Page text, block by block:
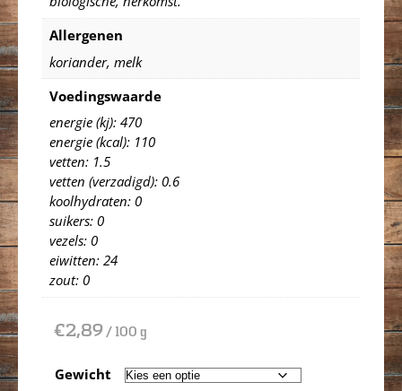
Allergenen
koriander, melk
Voedingswaarde
energie (kj): 470
energie (kcal): 110
vetten: 1.5
vetten (verzadigd): 0.6
koolhydraten: 0
suikers: 0
vezels: 0
eiwitten: 24
zout: 0
€2,89/ 100 g
Gewicht